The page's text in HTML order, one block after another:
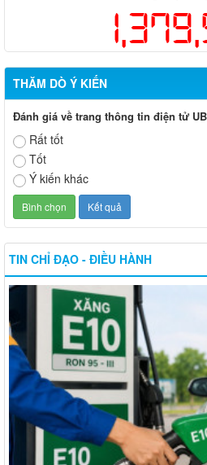
THĂM DÒ Ý KIẾN
Đánh giá về trang thông tin điện tử
Rất tốt
Tốt
Ý kiến khác
TIN CHỈ ĐẠO - ĐIỀU HÀNH